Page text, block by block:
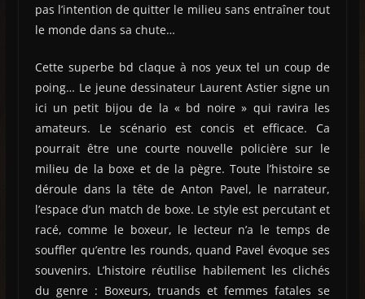
pas l’intention de quitter le milieu sans entraîner tout
le monde dans sa chute…
Cette superbe bd claque à nos yeux tel un coup de
poing… Le jeune dessinateur Laurent Astier signe un
ici un petit bijou de la « bd noire » qui ravira les
amateurs. Le scénario est concis et efficace. Ca
pourrait être une courte nouvelle policière sur le
milieu de la boxe et de la pègre. Toute l’histoire se
déroule dans la tête de Anton Pavel, le narrateur,
l’espace d’un match de boxe. Le style est percutant et
racé, comme le boxeur, le lecteur n’a le temps de
souffler qu’entre les rounds, quand Pavel évoque ses
souvenirs. L’histoire réutilise habilement les clichés
du genre : Boxeurs, truands et femmes fatales se